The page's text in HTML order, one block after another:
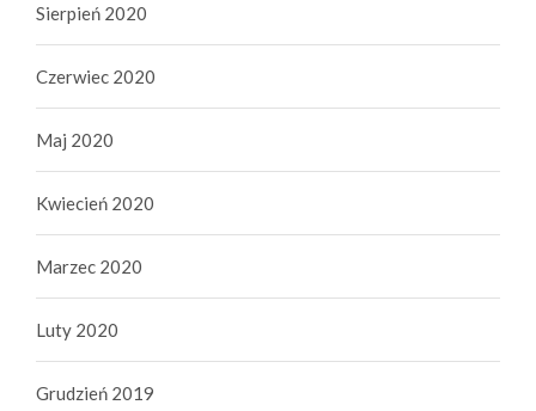
Sierpień 2020
Czerwiec 2020
Maj 2020
Kwiecień 2020
Marzec 2020
Luty 2020
Grudzień 2019